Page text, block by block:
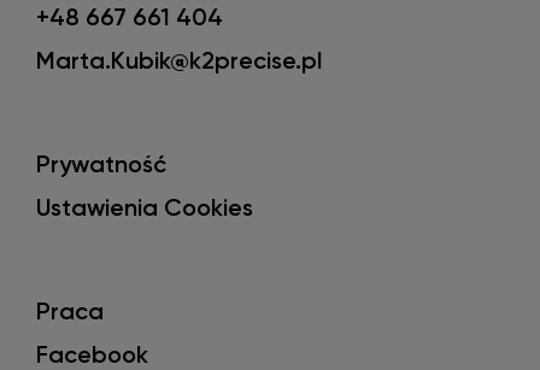
+48 667 661 404
Marta.Kubik@k2precise.pl
Prywatność
Ustawienia Cookies
Praca
Facebook